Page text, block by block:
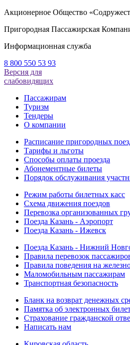
Акционерное Общество
Пригородная Пассажирская
Информационная служба
8 800 550 53 93
Версия для
слабовидящих
Пассажирам
Туризм
Тендеры
О компании
Расписание пригородных
Тарифы и льготы
Способы оплаты проезда
Абонементные билеты
Порядок обслуживания
Режим работы билетных касс
Схема движения поездов
Перевозка организованных
Поезда Казань - Аэропорт
Поезда Казань - Ижевск
Поезда Казань - Нижний
Правила перевозок
Правила поведения на
Маломобильным пассажирам
Транспортная безопасность
Бланк на возврат денежных
Памятка об электронных
Страхование гражданской
Написать нам